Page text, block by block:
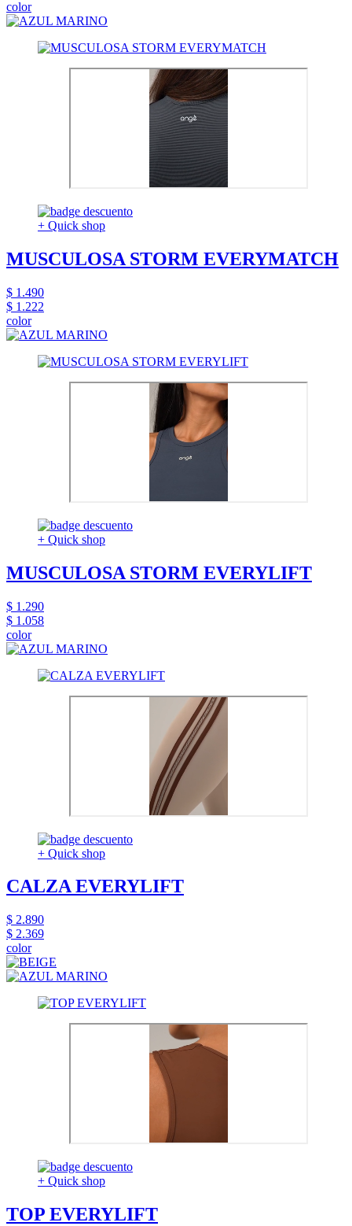
color
+ Quick shop
MUSCULOSA STORM EVERYMATCH
$ 1.490
$ 1.222
color
+ Quick shop
MUSCULOSA STORM EVERYLIFT
$ 1.290
$ 1.058
color
+ Quick shop
CALZA EVERYLIFT
$ 2.890
$ 2.369
color
+ Quick shop
TOP EVERYLIFT